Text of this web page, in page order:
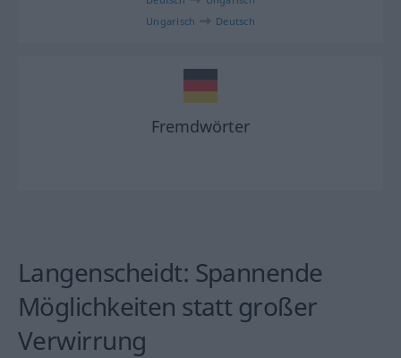
Ungarisch
Deutsch
Fremdwörter
Langenscheidt: Spannende
Möglichkeiten statt großer
Verwirrung